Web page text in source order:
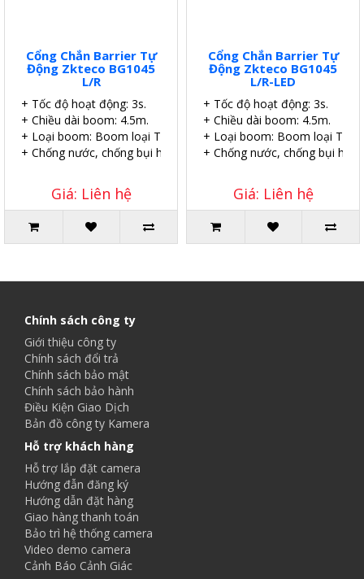
Cổng Chắn Barrier Tự
Động Zkteco BG1045
L/R
+ Tốc độ hoạt động: 3s.
+ Chiều dài boom: 4.5m.
+ Loại boom: Boom loại Telescopic thẳng.
+ Chống nước, chống bụi hiệu quả.
Giá: Liên hệ
Cổng Chắn Barrier Tự
Động Zkteco BG1045
L/R-LED
+ Tốc độ hoạt động: 3s.
+ Chiều dài boom: 4.5m.
+ Loại boom: Boom loại
+ Chống nước, chống bụi hiệu
Giá: Liên hệ
Chính sách công ty
Giới thiệu công ty
Chính sách đổi trả
Chính sách bảo mật
Chính sách bảo hành
Điều Kiện Giao Dịch
Bản đồ công ty Kamera
Hỗ trợ khách hàng
Hỗ trợ lắp đặt camera
Hướng đẫn đăng ký
Hướng dẫn đặt hàng
Giao hàng thanh toán
Bảo trì hệ thống camera
Video demo camera
Cảnh Báo Cảnh Giác